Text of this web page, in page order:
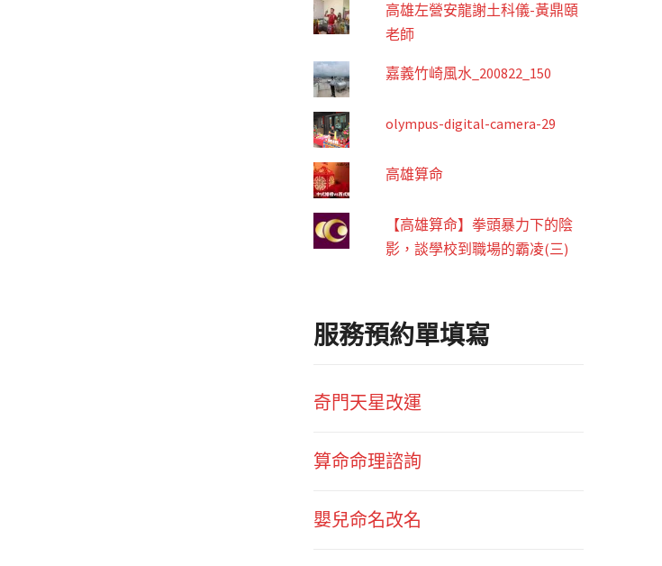
高雄左營安龍謝土科儀-黃鼎頤
老師
嘉義竹崎風水_200822_150
olympus-digital-camera-29
高雄算命
【高雄算命】拳頭暴力下的陰
影，談學校到職場的霸凌(三)
服務預約單填寫
奇門天星改運
算命命理諮詢
嬰兒命名改名